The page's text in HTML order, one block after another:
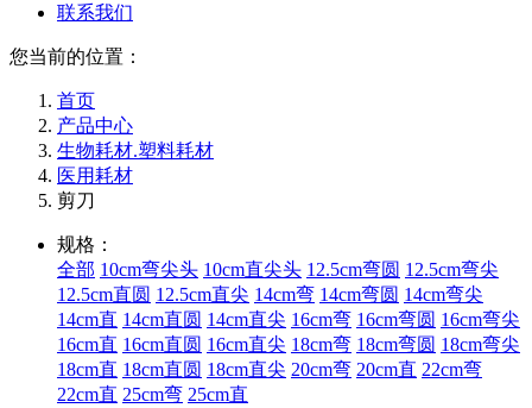
联系我们
您当前的位置：
首页
产品中心
生物耗材.塑料耗材
医用耗材
剪刀
规格：
全部 10cm弯尖头 10cm直尖头 12.5cm弯圆 12.5cm弯尖
12.5cm直圆 12.5cm直尖 14cm弯 14cm弯圆 14cm弯尖
14cm直 14cm直圆 14cm直尖 16cm弯 16cm弯圆 16cm弯尖
16cm直 16cm直圆 16cm直尖 18cm弯 18cm弯圆 18cm弯尖
18cm直 18cm直圆 18cm直尖 20cm弯 20cm直 22cm弯
22cm直 25cm弯 25cm直